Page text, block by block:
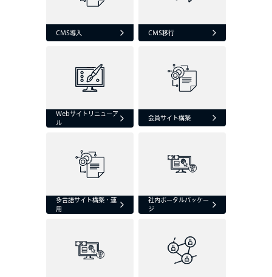
CMS導入 CMS移行
Webサイトリニューア
ル
会員サイト構築
多言語サイト構築・運
用
社内ポータルパッケー
ジ